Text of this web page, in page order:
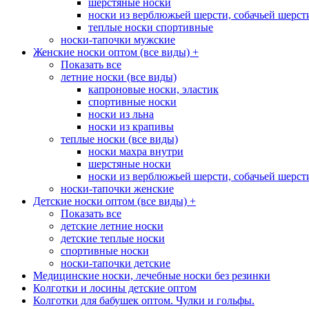
шерстяные носки
носки из верблюжьей шерсти, собачьей
теплые носки спортивные
носки-тапочки мужские
Женские носки оптом (все виды) +
Показать все
летние носки (все виды)
капроновые носки, эластик
спортивные носки
носки из льна
носки из крапивы
теплые носки (все виды)
носки махра внутри
шерстяные носки
носки из верблюжьей шерсти, собачьей
носки-тапочки женские
Детские носки оптом (все виды) +
Показать все
детские летние носки
детские теплые носки
спортивные носки
носки-тапочки детские
Медицинские носки, лечебные носки без резинки
Колготки и лосины детские оптом
Колготки для бабушек оптом. Чулки и гольфы.